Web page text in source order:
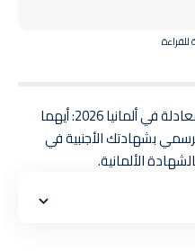
الفرق بين المعادلة والعمل بدون معادلة في ألمانيا 2026: أيهما
بشهادتك الأجنبية في
الألمانية.